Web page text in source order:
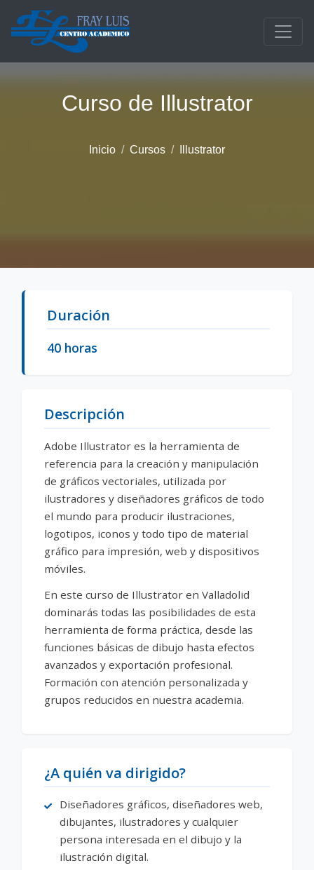
Saltar al contenido principal
Curso de Illustrator
Inicio Cursos Illustrator
Duración
40 horas
Descripción
Adobe Illustrator es la herramienta de
referencia para la creación y manipulación
de gráficos vectoriales, utilizada por
ilustradores y diseñadores gráficos de todo
el mundo para producir ilustraciones,
logotipos, iconos y todo tipo de material
gráfico para impresión, web y dispositivos
móviles.
En este curso de Illustrator en Valladolid
dominarás todas las posibilidades de esta
herramienta de forma práctica, desde las
funciones básicas de dibujo hasta efectos
avanzados y exportación profesional.
Formación con atención personalizada y
grupos reducidos en nuestra academia.
¿A quién va dirigido?
Diseñadores gráficos, diseñadores web,
dibujantes, ilustradores y cualquier
persona interesada en el dibujo y la
ilustración digital.